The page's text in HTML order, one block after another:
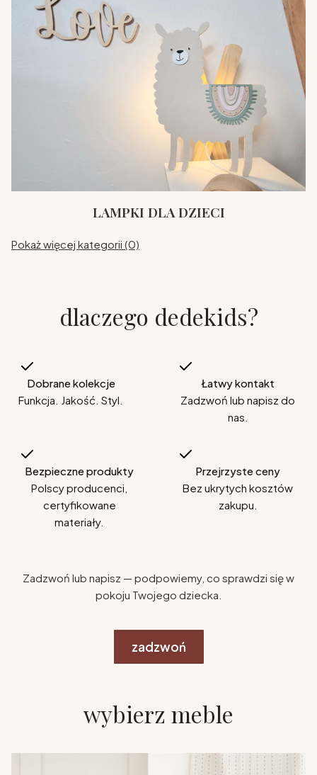
LAMPKI DLA DZIECI
Pokaż więcej kategorii (0)
dlaczego dedekids?
Dobrane kolekcje
Funkcja. Jakość. Styl.
Łatwy kontakt
Zadzwoń lub napisz do
nas.
Bezpieczne produkty
Polscy producenci,
certyfikowane
materiały.
Przejrzyste ceny
Bez ukrytych kosztów
zakupu.
Zadzwoń lub napisz — podpowiemy, co sprawdzi się w
pokoju Twojego dziecka.
zadzwoń
wybierz meble